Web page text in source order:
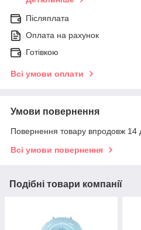
Післяплата
Оплата на рахунок
Готівкою
Всі умови оплати
Умови повернення
Повернення товару впродовж 14
Всі умови повернення
Подібні товари компанії